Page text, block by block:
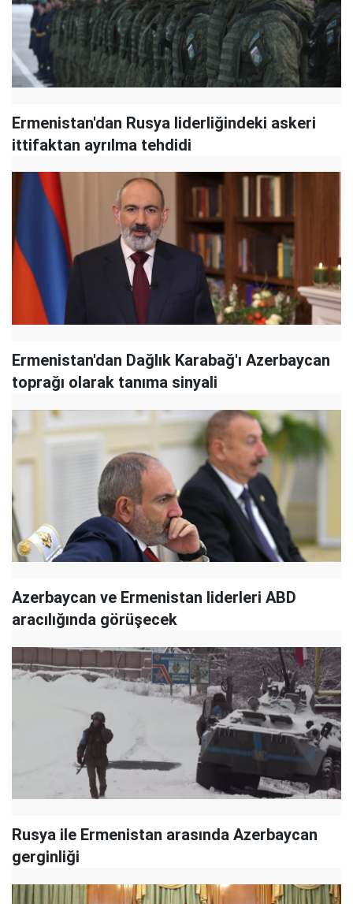
Ermenistan'dan Rusya liderliğindeki askeri
ittifaktan ayrılma tehdidi
Ermenistan'dan Dağlık Karabağ'ı Azerbaycan
toprağı olarak tanıma sinyali
Azerbaycan ve Ermenistan liderleri ABD
aracılığında görüşecek
Rusya ile Ermenistan arasında Azerbaycan
gerginliği